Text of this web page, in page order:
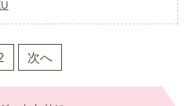
次へ